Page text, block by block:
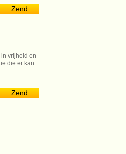
Zend
vrijheid en
die er kan
Zend